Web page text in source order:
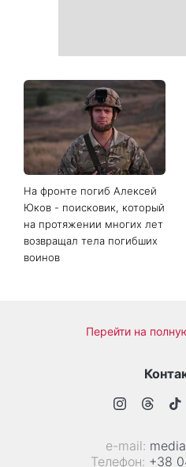
День Независимости 2026:
будет ли выходной 24
августа